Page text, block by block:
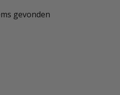
gevonden